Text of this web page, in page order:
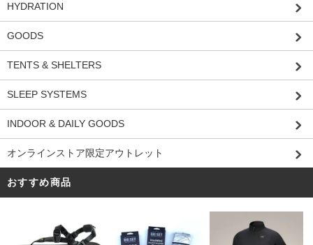
HYDRATION
GOODS
TENTS & SHELTERS
SLEEP SYSTEMS
INDOOR & DAILY GOODS
オンラインストア限定アウトレット
おすすめ商品